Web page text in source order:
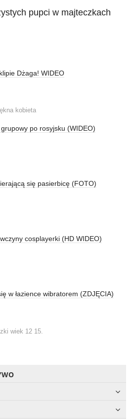
pupci w majteczkach
Dżaga! WIDEO
kobieta
po rosyjsku (WIDEO)
się pasierbicę (FOTO)
cosplayerki (HD WIDEO)
w łazience wibratorem (ZDJĘCIA)
wiek 12 15.